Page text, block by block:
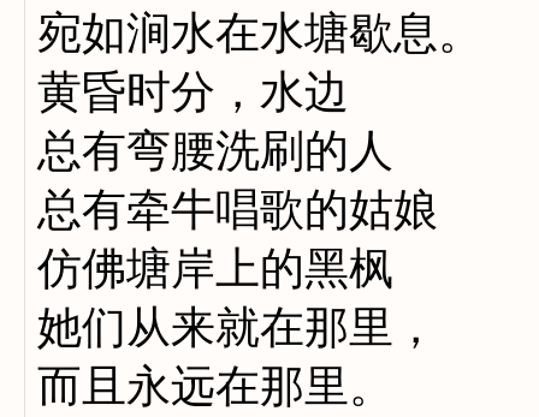
宛如涧水在水塘歇息。
黄昏时分，水边
总有弯腰洗刷的人
总有牵牛唱歌的姑娘
仿佛塘岸上的黑枫
她们从来就在那里，
而且永远在那里。